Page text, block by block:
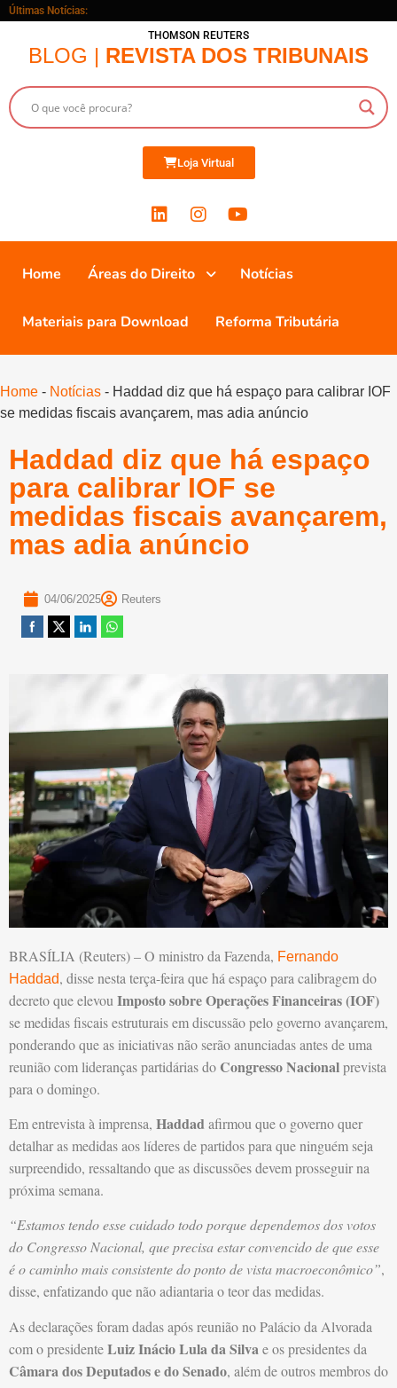
Últimas Notícias:
THOMSON REUTERS
BLOG | REVISTA DOS TRIBUNAIS
Loja Virtual
Home Áreas do Direito Notícias
Materiais para Download Reforma Tributária
Home - Notícias - Haddad diz que há espaço para calibrar IOF
se medidas fiscais avançarem, mas adia anúncio
Haddad diz que há espaço
para calibrar IOF se
medidas fiscais avançarem,
mas adia anúncio
04/06/2025 Reuters
BRASÍLIA (Reuters) – O ministro da Fazenda, Fernando
Haddad, disse nesta terça-feira que há espaço para calibragem do
decreto que elevou Imposto sobre Operações Financeiras (IOF)
se medidas fiscais estruturais em discussão pelo governo avançarem,
ponderando que as iniciativas não serão anunciadas antes de uma
reunião com lideranças partidárias do Congresso Nacionalprevista
para o domingo.
Em entrevista à imprensa, Haddadafirmou que o governo quer
detalhar as medidas aos líderes de partidos para que ninguém seja
surpreendido, ressaltando que as discussões devem prosseguir na
próxima semana.
“Estamos tendo esse cuidado todo porque dependemos dos votos
do Congresso Nacional, que precisa estar convencido de que esse
é o caminho mais consistente do ponto de vista macroeconômico”,
disse, enfatizando que não adiantaria o teor das medidas.
As declarações foram dadas após reunião no Palácio da Alvorada
com o presidenteLuiz Inácio Lula da Silvae os presidentes da
Câmara dos Deputados e do Senado, além de outros membros do